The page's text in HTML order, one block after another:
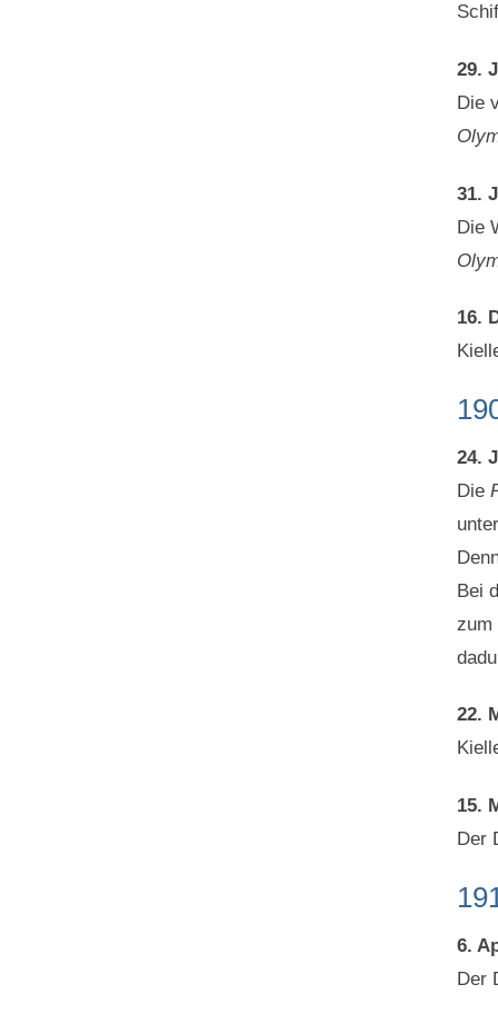
29.
Die
31.
Die
16.
24.
Die
Bei
zum
22.
15.
Der
6.
Der